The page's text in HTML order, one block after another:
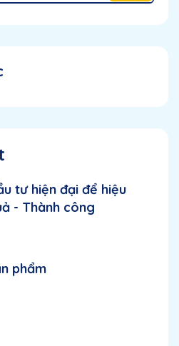
tư hiện đại để hiệu
- Thành công
phẩm